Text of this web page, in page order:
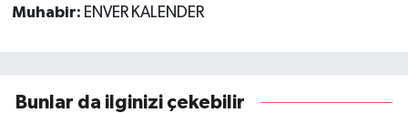
Muhabir: ENVER KALENDER
Bunlar da ilginizi çekebilir